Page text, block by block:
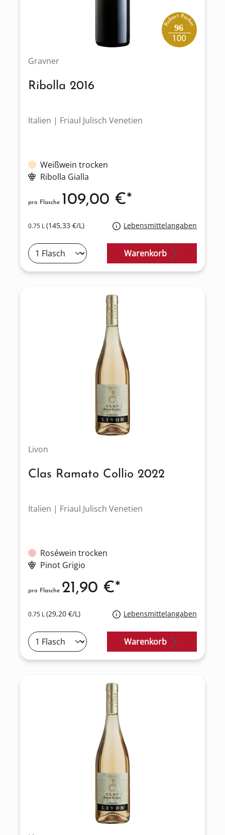
96
Gravner
Ribolla 2016
Italien | Friaul Julisch Venetien
Weißwein trocken
Ribolla Gialla
0.75 L(145,33 €/L) Lebensmittelangaben
pro Flasche 109,00 €*
Warenkorb
Livon
Clas Ramato Collio 2022
Italien | Friaul Julisch Venetien
Roséwein trocken
Pinot Grigio
0.75 L(29,20 €/L) Lebensmittelangaben
pro Flasche 21,90 €*
Warenkorb